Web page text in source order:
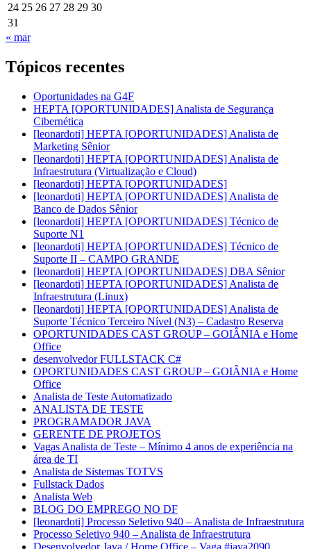
24 25 26 27 28 29 30
31
« mar
Tópicos recentes
Oportunidades na G4F
HEPTA [OPORTUNIDADES] Analista de Segurança
Cibernética
[leonardoti] HEPTA [OPORTUNIDADES] Analista de
Marketing Sênior
[leonardoti] HEPTA [OPORTUNIDADES] Analista de
Infraestrutura (Virtualização e Cloud)
[leonardoti] HEPTA [OPORTUNIDADES]
[leonardoti] HEPTA [OPORTUNIDADES] Analista de
Banco de Dados Sênior
[leonardoti] HEPTA [OPORTUNIDADES] Técnico de
Suporte N1
[leonardoti] HEPTA [OPORTUNIDADES] Técnico de
Suporte II – CAMPO GRANDE
[leonardoti] HEPTA [OPORTUNIDADES] DBA Sênior
[leonardoti] HEPTA [OPORTUNIDADES] Analista de
Infraestrutura (Linux)
[leonardoti] HEPTA [OPORTUNIDADES] Analista de
Suporte Técnico Terceiro Nível (N3) – Cadastro Reserva
OPORTUNIDADES CAST GROUP – GOIÂNIA e Home
Office
desenvolvedor FULLSTACK C#
OPORTUNIDADES CAST GROUP – GOIÂNIA e Home
Office
Analista de Teste Automatizado
ANALISTA DE TESTE
PROGRAMADOR JAVA
GERENTE DE PROJETOS
Vagas Analista de Teste – Mínimo 4 anos de experiência na
área de TI
Analista de Sistemas TOTVS
Fullstack Dados
Analista Web
BLOG DO EMPREGO NO DF
[leonardoti] Processo Seletivo 940 – Analista de Infraestrutura
Processo Seletivo 940 – Analista de Infraestrutura
Desenvolvedor Java / Home Office – Vaga #java2090